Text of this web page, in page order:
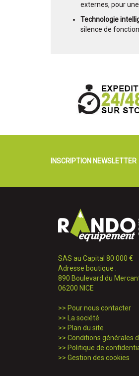
externes, pour
Technologie
silence de
INSCRIPTION NEWSLETTER
SAS au Capital 80 000 €
Adresse boutique :
890 Boulevard du
06200 NICE
>> Pour nous contacter
>> La société
>> Plan du site
>> Conditions générales
>> Politique de
>> Gestion des cookies